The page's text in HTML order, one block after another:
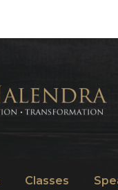
Classes